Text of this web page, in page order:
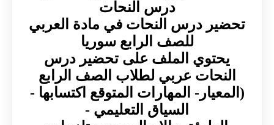
درس النحات
تحضير درس النحات في مادة العربي
للصف الرابع سوريا
يحتوي الملف على تحضير درس
النحات عربي لطلاب الصف الرابع
(المعيار- المهارات المتوقع اكتسابها -
السياق التعليمي -